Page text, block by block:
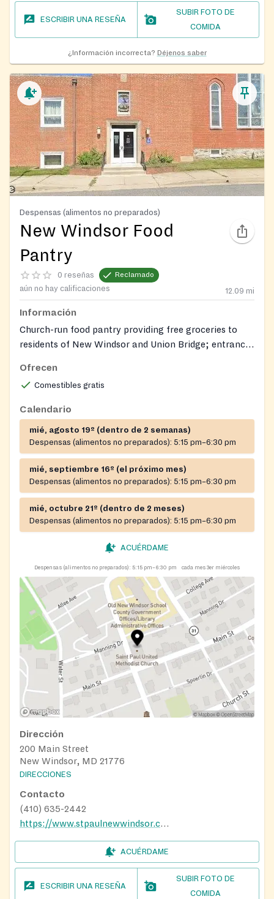
ESCRIBIR UNA RESEÑA
SUBIR FOTO DE
COMIDA
¿Información incorrecta? Déjenos saber
Despensas (alimentos no preparados)
New Windsor Food
Pantry
0 reseñas Reclamado
aún no hay calificaciones 12.09 mi
Información
Church-run food pantry providing free groceries to
residents of New Windsor and Union Bridge; entrance
Ofrecen
Comestibles gratis
Calendario
mié, agosto 19º (dentro de 2 semanas)
Despensas (alimentos no preparados): 5:15 pm–6:30 pm
mié, septiembre 16º (el próximo mes)
Despensas (alimentos no preparados): 5:15 pm–6:30 pm
mié, octubre 21º (dentro de 2 meses)
Despensas (alimentos no preparados): 5:15 pm–6:30 pm
ACUÉRDAME
Despensas (alimentos no preparados): 5:15 pm–6:30 pm cada mes 3er miércoles
Dirección
200 Main Street
New Windsor, MD 21776
DIRECCIONES
Contacto
(410) 635-2442
https://www.stpaulnewwindsor.com/ministries/food-pantry
ACUÉRDAME
ESCRIBIR UNA RESEÑA
SUBIR FOTO DE
COMIDA